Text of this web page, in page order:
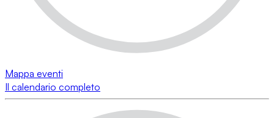
Mappa eventi
Il calendario completo